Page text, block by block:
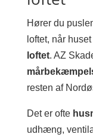
Hører du
loftet, når
loftet. AZ
resten af
Det er ofte
udhæng,